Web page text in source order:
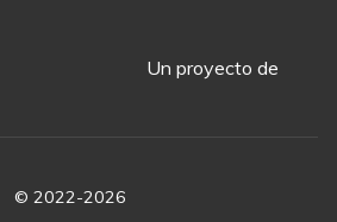
Un proyecto de
© 2022-2026